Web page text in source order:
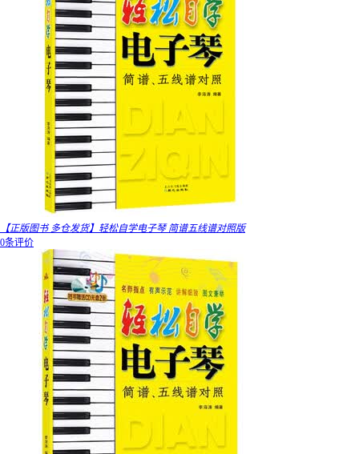
【正版图书 多仓发货】轻松自学电子琴 简谱五线谱对照版
0条评价